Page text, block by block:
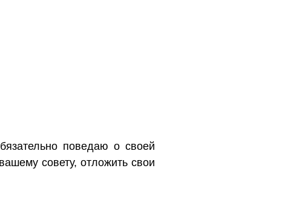
поведаю о своей
совету, отложить свои